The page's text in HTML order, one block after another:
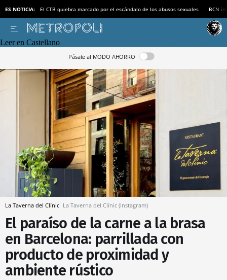
ES NOTICIA: El CTB quiebra marcado por el escándalo de los abusos sexuales BCN
Leer en Castellano
Pásate al MODO AHORRO
La Taverna del Clínic La Taverna del Clínic (Instagram)
El paraíso de la carne a la brasa
en Barcelona: parrillada con
producto de proximidad y
ambiente rústico